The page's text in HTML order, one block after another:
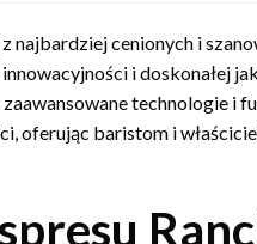
najbardziej cenionych i
i doskonałej
technologie i
oferując baristom i